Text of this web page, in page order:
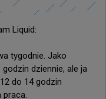
Liquid:
tygodnie. Jako
dziennie, ale ja
do 14 godzin
praca.